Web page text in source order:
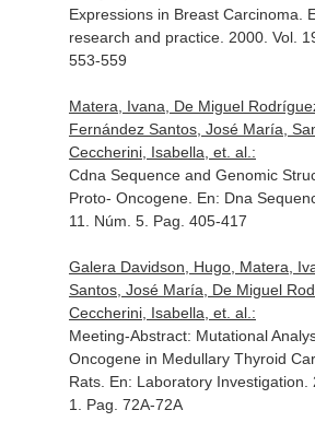
Expressions in Breast Carcinoma.
research and practice. 2000. Vol.
553-559
Matera, Ivana, De Miguel
Fernández Santos, José María,
Ceccherini, Isabella, et. al.:
Cdna Sequence and Genomic
Proto- Oncogene. En: Dna
11. Núm. 5. Pag. 405-417
Galera Davidson, Hugo, Matera,
Santos, José María, De Miguel
Ceccherini, Isabella, et. al.:
Meeting-Abstract: Mutational
Oncogene in Medullary Thyroid
Rats. En: Laboratory Investigation
1. Pag. 72A-72A